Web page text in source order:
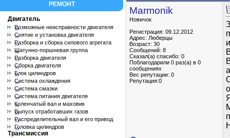
РЕМОНТ
Двигатель
Возможные неисправности двигателя
Снятие и установка двигателя
Разборка и сборка силового агрегата
Шатунно-поршневая группа
Разборка двигателя
Сборка двигателя
Блок цилиндров
Система охлаждения
Система смазки
Система питания двигателя
Коленчатый вал и маховик
Выпуск отработавших газов
Распределительный вал и его привод
Головка цилиндров
Трансмиссия
Marmonik
Новичок
Регистрация: 09.12.2012
Адрес: Люберцы
Возраст: 30
Сообщений: 8
Сказал(а) спасибо: 0
Поблагодарили 0 раз(а) в 0
сообщениях
Вес репутации: 0
Репутация:0